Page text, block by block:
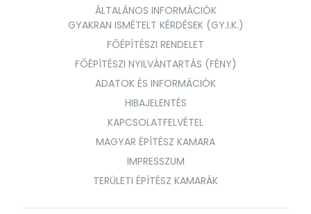
ÁLTALÁNOS INFORMÁCIÓK
GYAKRAN ISMÉTELT KÉRDÉSEK (GY.I.K.)
FŐÉPÍTÉSZI RENDELET
FŐÉPÍTÉSZI NYILVÁNTARTÁS (FÉNY)
ADATOK ÉS INFORMÁCIÓK
HIBAJELENTÉS
KAPCSOLATFELVÉTEL
MAGYAR ÉPÍTÉSZ KAMARA
IMPRESSZUM
TERÜLETI ÉPÍTÉSZ KAMARÁK